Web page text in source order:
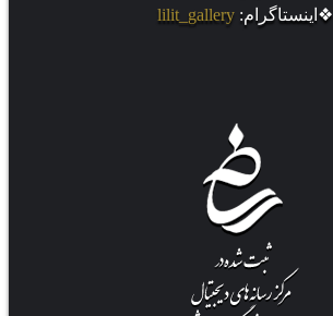
❖اینستاگرام: lilit_gallery